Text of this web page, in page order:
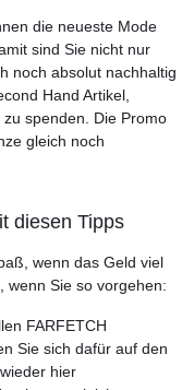
die neueste Mode
sind Sie nicht nur
noch absolut nachhaltig
Hand Artikel,
spenden. Die Promo
gleich noch
diesen Tipps
wenn das Geld viel
wenn Sie so vorgehen:
FARFETCH
Sie sich dafür auf den
hier